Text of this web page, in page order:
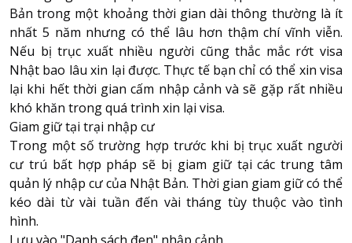
Bản trong một khoảng thời gian dài thông thường là ít
nhất 5 năm nhưng có thể lâu hơn thậm chí vĩnh viễn.
Nếu bị trục xuất nhiều người cũng thắc mắc rớt visa
Nhật bao lâu xin lại được. Thực tế bạn chỉ có thể xin visa
lại khi hết thời gian cấm nhập cảnh và sẽ gặp rất nhiều
khó khăn trong quá trình xin lại visa.
Giam giữ tại trại nhập cư
Trong một số trường hợp trước khi bị trục xuất người
cư trú bất hợp pháp sẽ bị giam giữ tại các trung tâm
quản lý nhập cư của Nhật Bản. Thời gian giam giữ có thể
kéo dài từ vài tuần đến vài tháng tùy thuộc vào tình
hình.